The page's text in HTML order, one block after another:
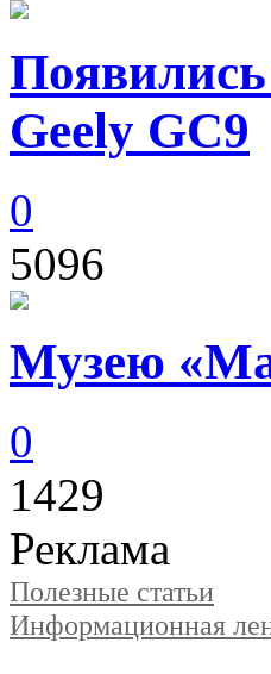
Geely GC9
0
5096
Музею
0
1429
Реклама
Полезные статьи
Информационная